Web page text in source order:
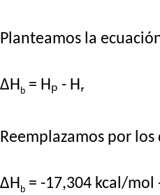
Planteamos la
ΔH b = Hₚ - Hᵣ
Reemplazamos por
ΔH b = -17,304 kcal/mol